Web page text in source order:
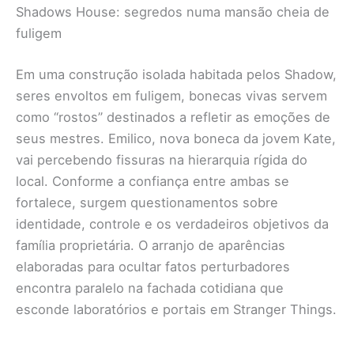
Shadows House: segredos numa mansão cheia de
fuligem
Em uma construção isolada habitada pelos Shadow,
seres envoltos em fuligem, bonecas vivas servem
como “rostos” destinados a refletir as emoções de
seus mestres. Emilico, nova boneca da jovem Kate,
vai percebendo fissuras na hierarquia rígida do
local. Conforme a confiança entre ambas se
fortalece, surgem questionamentos sobre
identidade, controle e os verdadeiros objetivos da
família proprietária. O arranjo de aparências
elaboradas para ocultar fatos perturbadores
encontra paralelo na fachada cotidiana que
esconde laboratórios e portais em Stranger Things.